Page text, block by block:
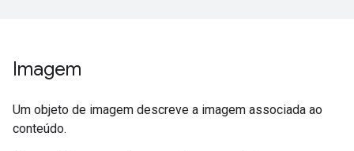
Imagem
Um objeto de imagem descreve a imagem associada ao
conteúdo.